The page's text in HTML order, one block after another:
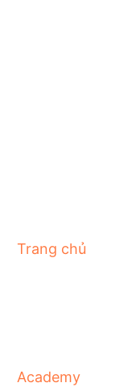
Trang chủ
Academy